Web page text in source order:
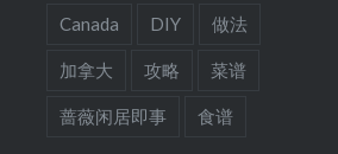
Canada DIY 做法
加拿大 攻略 菜谱
蔷薇闲居即事 食谱